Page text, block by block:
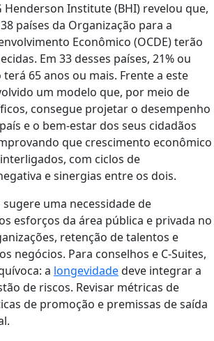
Henderson Institute (BHI) revelou que,
países da Organização para a
Econômico (OCDE) terão
Em 33 desses países, 21% ou
65 anos ou mais. Frente a este
um modelo que, por meio de
consegue projetar o desempenho
e o bem-estar dos seus cidadãos
que crescimento econômico
com ciclos de
e sinergias entre os dois.
sugere uma necessidade de
esforços da área pública e privada no
retenção de talentos e
negócios. Para conselhos e C-Suites,
a longevidadedeve integrar a
de riscos. Revisar métricas de
de promoção e premissas de saída